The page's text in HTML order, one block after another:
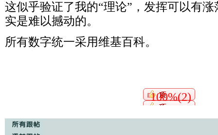
这似乎验证了我的“理论”，发挥可以有
实是难以撼动的。
所有数字统一采用维基百科。
100%(2)